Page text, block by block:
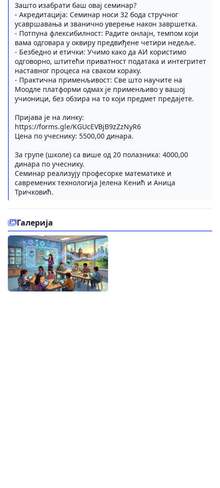
Зашто изабрати баш овај семинар?
- Акредитација: Семинар носи 32 бода стручног
усавршавања и званично уверење након завршетка.
- Потпуна флексибилност: Радите онлајн, темпом који
вама одговара у оквиру предвиђене четири недеље.
- Безбедно и етички: Учимо како да АИ користимо
одговорно, штитећи приватност података и интегритет
наставног процеса на сваком кораку.
- Практична применљивост: Све што научите на
Моодле платформи одмах је применљиво у вашој
учионици, без обзира на то који предмет предајете.
Пријава је на линку:
https://forms.gle/KGUcEVBjB9zZzNyR6
Цена по учеснику: 5500,00 динара.
За групе (школе) са више од 20 полазника: 4000,00
динара по учеснику.
Семинар реализују професорке математике и
савремених технологија Јелена Кенић и Аница
Тричковић.
Галерија